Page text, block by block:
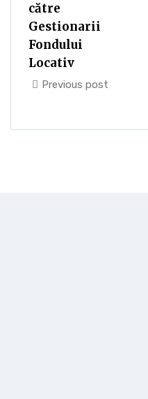
către
Gestionarii
Fondului
Locativ
Previous post